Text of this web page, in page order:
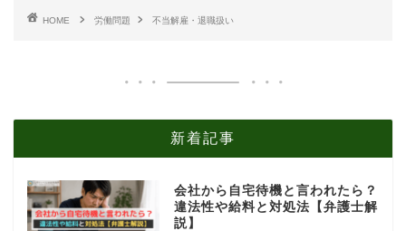
HOME 労働問題 不当解雇・退職扱い
新着記事
会社から自宅待機と言われたら？
違法性や給料と対処法【弁護士解
説】